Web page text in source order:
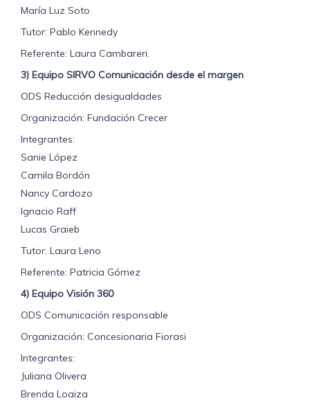
María Luz Soto
Tutor: Pablo Kennedy
Referente: Laura Cambareri.
3) Equipo SIRVO Comunicación desde el margen
ODS Reducción desigualdades
Organización: Fundación Crecer
Integrantes:
Sanie López
Camila Bordón
Nancy Cardozo
Ignacio Raff
Lucas Graieb
Tutor: Laura Leno
Referente: Patricia Gómez
4) Equipo Visión 360
ODS Comunicación responsable
Organización: Concesionaria Fiorasi
Integrantes:
Juliana Olivera
Brenda Loaiza